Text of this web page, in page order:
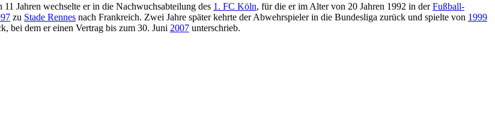
Jahren wechselte er in die Nachwuchsabteilung des 1. FC Köln, für die er im Alter von 20 Jahren 1992 in derFußball-
zu Stade Rennes nach Frankreich. Zwei Jahre später kehrte der Abwehrspieler in die Bundesliga zurück und spielte von 1999
bei dem er einen Vertrag bis zum 30. Juni 2007 unterschrieb.